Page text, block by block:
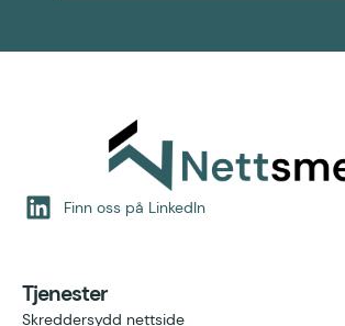
Finn oss på LinkedIn
Tjenester
Skreddersydd nettside